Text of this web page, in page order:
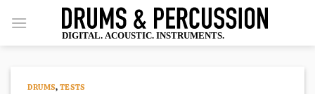
Inhalt
springen
DRUMS, TESTS